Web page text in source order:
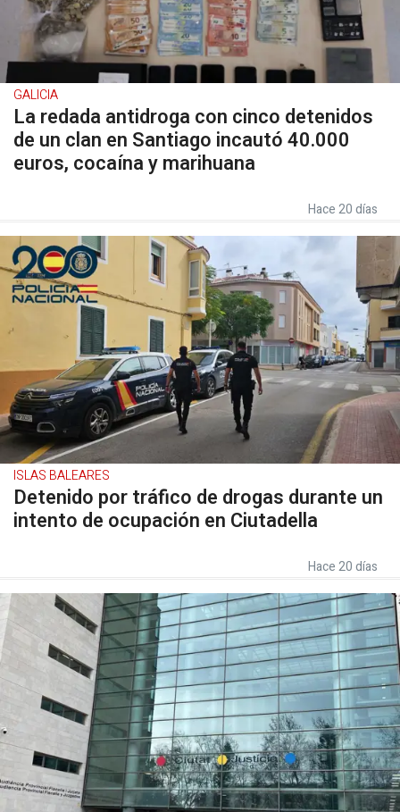
GALICIA
La redada antidroga con cinco detenidos
de un clan en Santiago incautó 40.000
euros, cocaína y marihuana
Hace 20 días
ISLAS BALEARES
Detenido por tráfico de drogas durante un
intento de ocupación en Ciutadella
Hace 20 días